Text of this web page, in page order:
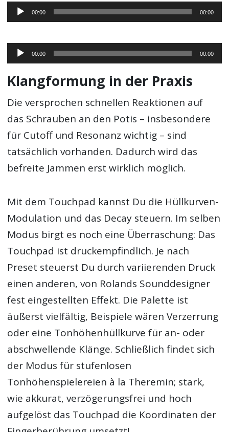
Audio-
Player
00:00 00:00
Audio-
Player
00:00 00:00
Klangformung in der Praxis
Die versprochen schnellen Reaktionen auf
das Schrauben an den Potis – insbesondere
für Cutoff und Resonanz wichtig – sind
tatsächlich vorhanden. Dadurch wird das
befreite Jammen erst wirklich möglich.
Mit dem Touchpad kannst Du die Hüllkurven-
Modulation und das Decay steuern. Im selben
Modus birgt es noch eine Überraschung: Das
Touchpad ist druckempfindlich. Je nach
Preset steuerst Du durch variierenden Druck
einen anderen, von Rolands Sounddesigner
fest eingestellten Effekt. Die Palette ist
äußerst vielfältig, Beispiele wären Verzerrung
oder eine Tonhöhenhüllkurve für an- oder
abschwellende Klänge. Schließlich findet sich
der Modus für stufenlosen
Tonhöhenspielereien à la Theremin; stark,
wie akkurat, verzögerungsfrei und hoch
aufgelöst das Touchpad die Koordinaten der